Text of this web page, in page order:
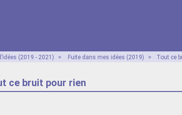
(2019 - 2021) > Fuite dans mes idées (2019) > Tout ce
ce bruit pour rien